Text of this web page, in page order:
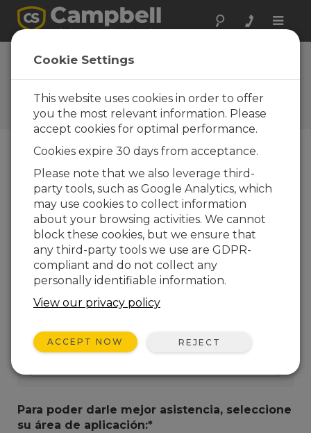
Toggle
Realizar una
consulta
Formularios de consultas
Campbell Scientific
Envíenos el siguiente formulario y contactaremos
con usted.* = campo obligatorio.
Seleccione el tipo de consulta:
Ventas
Soporte
Entre aquí su consulta:*
Para poder darle mejor asistencia, seleccione
su área de aplicación:*
Cookie Settings
This website uses cookies in order to offer
you the most relevant information. Please
accept cookies for optimal performance.
Cookies expire 30 days from acceptance.
Please note that we also leverage third-
party tools, such as Google Analytics, which
may use cookies to collect information
about your browsing activities. We cannot
block these cookies, but we ensure that
any third-party tools we use are GDPR-
compliant and do not collect any
personally identifiable information.
View our privacy policy
ACCEPT NOW REJECT